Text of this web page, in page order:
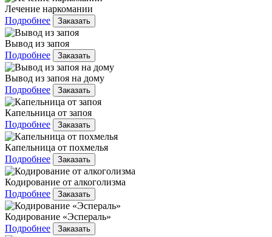
Лечение наркомании
Подробнее
Заказать
Вывод из запоя
Подробнее
Заказать
Вывод из запоя на дому
Подробнее
Заказать
Капельница от запоя
Подробнее
Заказать
Капельница от похмелья
Подробнее
Заказать
Кодирование от алкоголизма
Подробнее
Заказать
Кодирование «Эспераль»
Подробнее
Заказать